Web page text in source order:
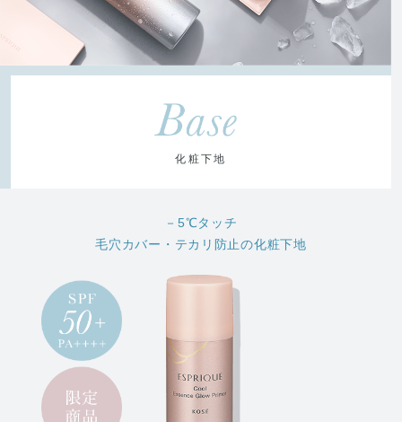
化粧下地
－5℃タッチ
毛穴カバー・テカリ防止の化粧下地